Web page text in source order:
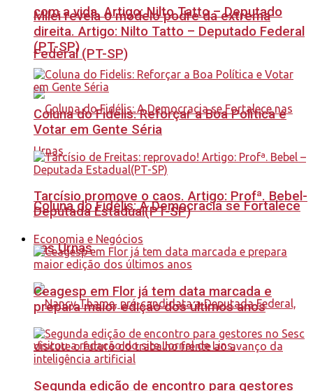
com a vida. Artigo: Nilto Tatto – Deputado
Federal (PT-SP)
Coluna do Fidélis: A Democracia se Fortalece
nas Urnas
Milei revela o modelo podre da extrema
direita. Artigo: Nilto Tatto – Deputado Federal
(PT-SP)
Coluna do Fidelis: Reforçar a Boa Política e
Votar em Gente Séria
Tarcísio promove o caos. Artigo: Profª. Bebel-
Deputada Estadual(PT-SP)
Economia e Negócios
Ceagesp em Flor já tem data marcada e
prepara maior edição dos últimos anos
Segunda edição de encontro para gestores